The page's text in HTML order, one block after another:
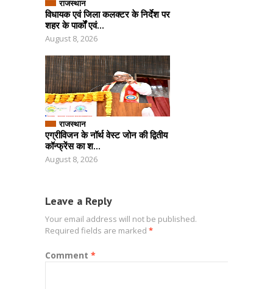
राजस्थान
विधायक एवं जिला कलक्टर के निर्देश पर
शहर के पार्कों एवं...
August 8, 2026
राजस्थान
एग्रीविजन के नॉर्थ वेस्ट जोन की द्वितीय
कॉन्फ्रेंस का श...
August 8, 2026
Leave a Reply
Your email address will not be published.
Required fields are marked *
Comment *